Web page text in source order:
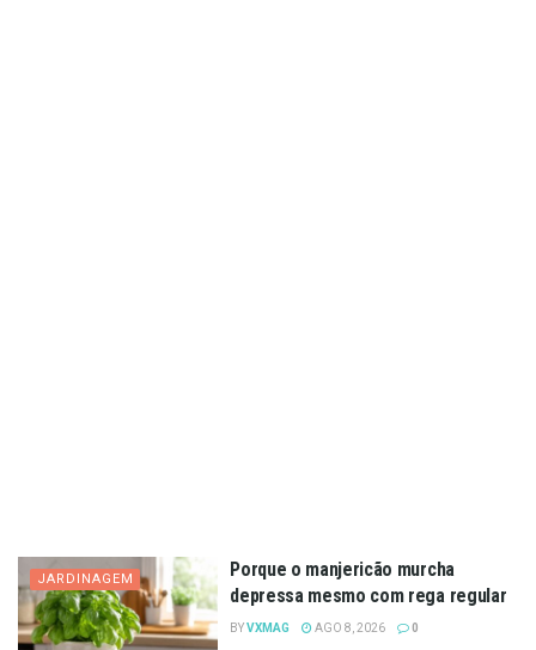
JARDINAGEM
Porque o manjericão murcha
depressa mesmo com rega regular
BYVXMAG AGO 8, 2026 0